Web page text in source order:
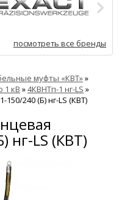
посмотреть все бренды
муфты «КВТ»»
1 кВ »4КВНТп-1 нг-LS »
240 (Б) нг-LS (КВТ)
нг-LS (КВТ)